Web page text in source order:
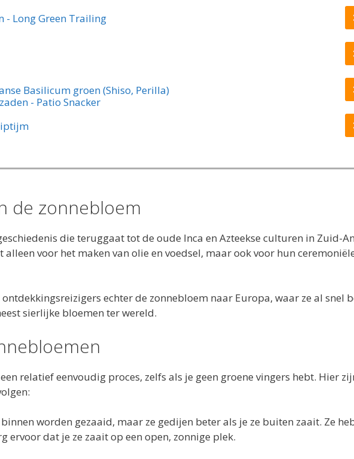
- Long Green Trailing
- Patio Snacker
Basilicum groen (Shiso, Perilla)
de zonnebloem
die teruggaat tot de oude Inca en Azteekse culturen in Zuid-
voor het maken van olie en voedsel, maar ook voor hun
echter de zonnebloem naar Europa, waar ze al snel
sierlijke bloemen ter wereld.
relatief eenvoudig proces, zelfs als je geen groene vingers hebt. Hier
worden gezaaid, maar ze gedijen beter als je ze buiten zaait. Ze
ervoor dat je ze zaait op een open, zonnige plek.